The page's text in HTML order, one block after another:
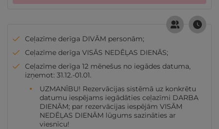
Ceļazīme derīga DIVĀM personām;
Ceļazīme derīga VISĀS NEDĒĻAS DIENĀS;
Ceļazīme derīga 12 mēnešus no iegādes datuma,
izņemot: 31.12.-01.01.
UZMANĪBU! Rezervācijas sistēmā uz konkrētu
datumu iespējams iegādāties ceļazīmi DARBA
DIENĀM; par rezervācijas iespējām VISĀM
NEDĒĻAS DIENĀM lūgums sazināties ar
viesnīcu!